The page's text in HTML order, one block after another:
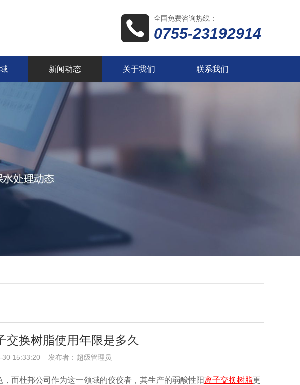
全国免费咨询热线：
0755-23192914
新闻动态 关于我们 联系我们
交换树脂使用年限是多久
30 15:33:20 发布者：超级管理员
而杜邦公司作为这一领域的佼佼者，其生产的弱酸性阳离子交换树脂更